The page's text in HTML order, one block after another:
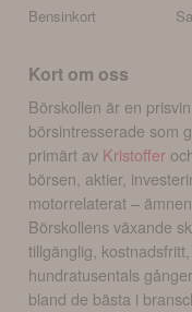
Bensinkort
Kort om oss
Börskollen är en
börsintresserade som
primärt av Kristoffer
börsen, aktier,
motorrelaterat –
Börskollens växande
tillgänglig,
hundratusentals
bland de bästa i